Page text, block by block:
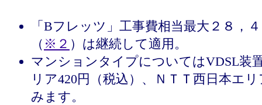
「Bフレッツ」工事費相当最大２８，
（ ※２ ）は継続して適用。
マンションタイプについてはVDSL装
リア420円（税込）、ＮＴＴ西日本エ
みます。